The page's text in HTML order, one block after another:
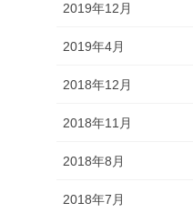
2019年12月
2019年4月
2018年12月
2018年11月
2018年8月
2018年7月